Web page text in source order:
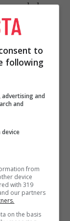
la
, quindi
e lasciate
un tuorlo
a 180°.
di
dal 2008
to
following
and
and
from
device
with 319
our partners
on the basis